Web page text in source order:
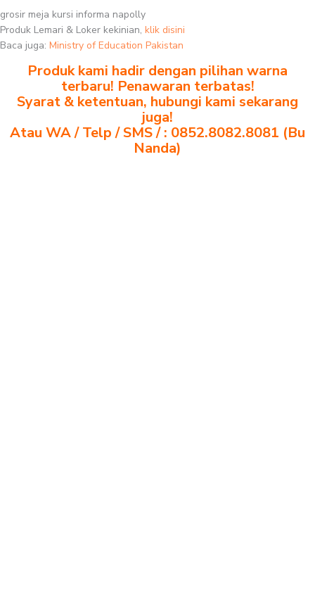
grosir meja kursi informa napolly
Produk Lemari & Loker kekinian, klik disini
Baca juga: Ministry of Education Pakistan
Produk kami hadir dengan pilihan warna
terbaru! Penawaran terbatas!
Syarat & ketentuan, hubungi kami sekarang
juga!
Atau WA / Telp / SMS / : 0852.8082.8081 (Bu
Nanda)